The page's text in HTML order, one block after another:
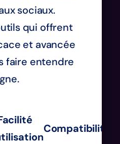
sociaux.
qui offrent
et avancée
faire entendre
Compatibilité